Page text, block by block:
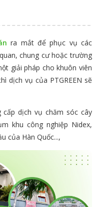
ra mắt để phục vụ các
chung cư hoặc trường
giải pháp cho khuôn viên
dịch vụ của PTGREEN sẽ
cấp dịch vụ chăm sóc cây
khu công nghiệp Nidex,
của Hàn Quốc...,